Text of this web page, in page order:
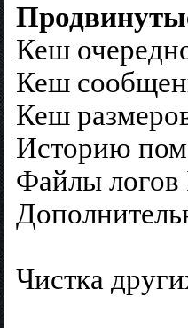
Кеш
Кеш
Кеш
Историю
Файлы логов
Чистка